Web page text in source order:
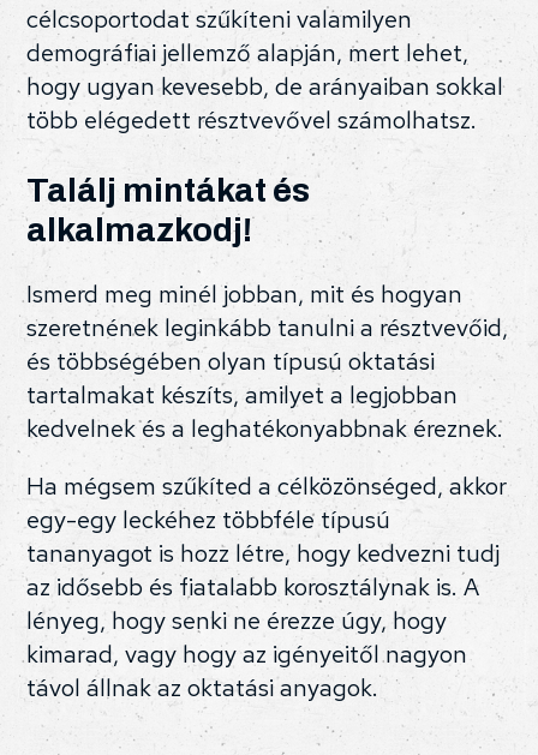
célcsoportodat szűkíteni valamilyen
demográfiai jellemző alapján, mert lehet,
hogy ugyan kevesebb, de arányaiban sokkal
több elégedett résztvevővel számolhatsz.
Találj mintákat és
alkalmazkodj!
Ismerd meg minél jobban, mit és hogyan
szeretnének leginkább tanulni a résztvevőid,
és többségében olyan típusú oktatási
tartalmakat készíts, amilyet a legjobban
kedvelnek és a leghatékonyabbnak éreznek.
Ha mégsem szűkíted a célközönséged, akkor
egy-egy leckéhez többféle típusú
tananyagot is hozz létre, hogy kedvezni tudj
az idősebb és fiatalabb korosztálynak is. A
lényeg, hogy senki ne érezze úgy, hogy
kimarad, vagy hogy az igényeitől nagyon
távol állnak az oktatási anyagok.